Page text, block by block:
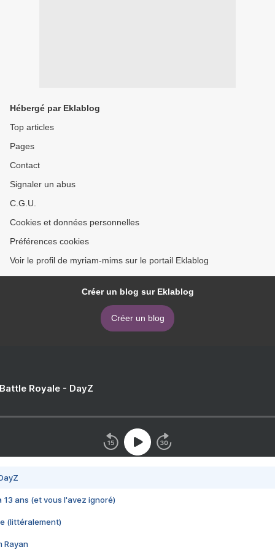
Hébergé par Eklablog
Top articles
Pages
Contact
Signaler un abus
C.G.U.
Cookies et données personnelles
Préférences cookies
Voir le profil de myriam-mims sur le portail Eklablog
Créer un blog sur Eklablog
Créer un blog
Royale - DayZ
13 ans (et vous l'avez ignoré)
(littéralement)
Rayan